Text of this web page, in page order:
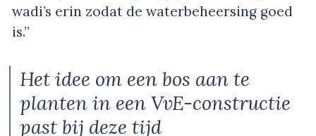
wadi’s erin zodat de waterbeheersing goed
is.”
Het idee om een bos aan te
planten in een VvE-constructie
past bij deze tijd